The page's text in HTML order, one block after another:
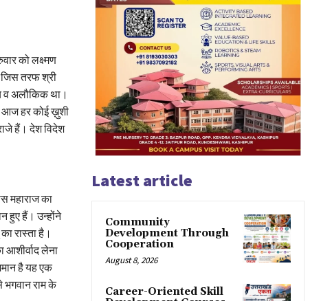
को लक्ष्मण
जिस तरफ श्री
व अलौकिक था।
आज हर कोई ख़ुशी
हैं। देश विदेश
महाराज का
हुए हैं। उन्होंने
रास्ता है।
लेना
है यह एक
राम के
Latest article
Community
Development Through
Cooperation
August 8, 2026
Career-Oriented Skill